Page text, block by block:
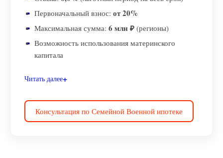
Первоначальный взнос: от 20%
Максимальная сумма: 6 млн ₽ (регионы)
Возможность использования материнского
капитала
Читать далее
Консультация по Семейной Военной ипотеке